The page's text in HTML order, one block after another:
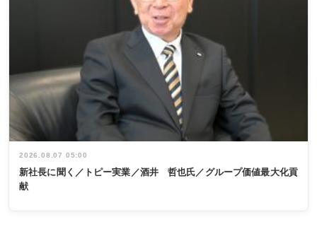
2026.08.07 05:00
新社長に聞く／トピー実業／酒井 哲也氏／グループ価値最大化貢
献